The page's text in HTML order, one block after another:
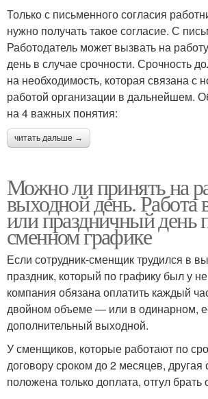
Только с письменного согласия
нужно получать такое согласие. С
Работодатель может вызвать на
день в случае срочности. Срочность
на необходимость, которая связана с
работой организации в дальнейшем.
на 4 важных понятия:
читать дальше →
Можно ли принять на
выходной день. Работа
или праздничный день
сменном графике
Если сотрудник-сменщик трудился в
праздник, который по графику был у
компания обязана оплатить каждый
двойном объеме — или в одинарном,
дополнительный выходной.
У сменщиков, которые работают по
договору сроком до 2 месяцев, другая
положена только доплата, отгул брать